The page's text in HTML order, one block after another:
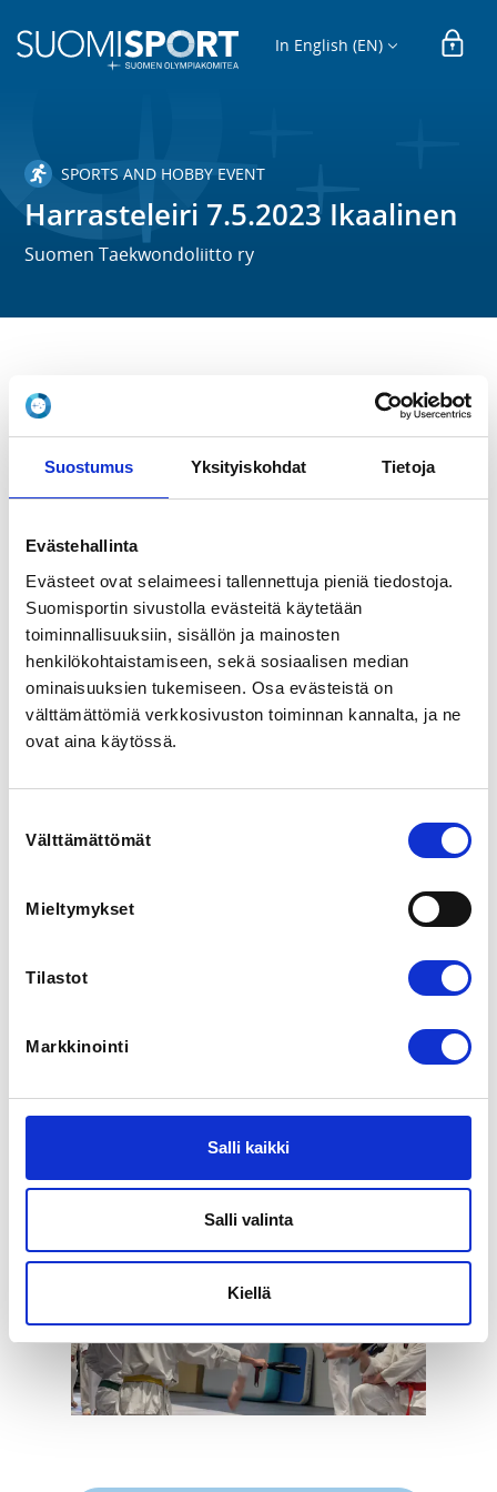
Suostumus Yksityiskohdat Tietoja
Evästehallinta
Evästeet ovat selaimeesi tallennettuja pieniä tiedostoja.
Suomisportin sivustolla evästeitä käytetään
toiminnallisuuksiin, sisällön ja mainosten
henkilökohtaistamiseen, sekä sosiaalisen median
ominaisuuksien tukemiseen. Osa evästeistä on
välttämättömiä verkkosivuston toiminnan kannalta, ja ne
ovat aina käytössä.
valinta
Välttämättömät
Mieltymykset
Tilastot
Markkinointi
Salli kaikki
Salli valinta
Kiellä
In English (EN)
SPORTS AND HOBBY EVENT
Harrasteleiri 7.5.2023 Ikaalinen
Suomen Taekwondoliitto ry
Su 7.5.2023 at 09:00 - 16:00
LOCATION
LOCALITY
Ikaalinen
REGISTRATION PERIOD
Th 6.4.2023 at 15:30 - Sa 6.5.2023 at 18:00
PRICE
ADDITIONAL INFORMATION
0400602756
INSTRUCTORS
Ikaalisten Urheilijoiden Taekwondojaosto kutsuu kaikki
Leirin aikataulusta ja lisätiedoista löydät tarkempaa
https://www.suomentaekwondoliitto.fi/tapahtumat/har